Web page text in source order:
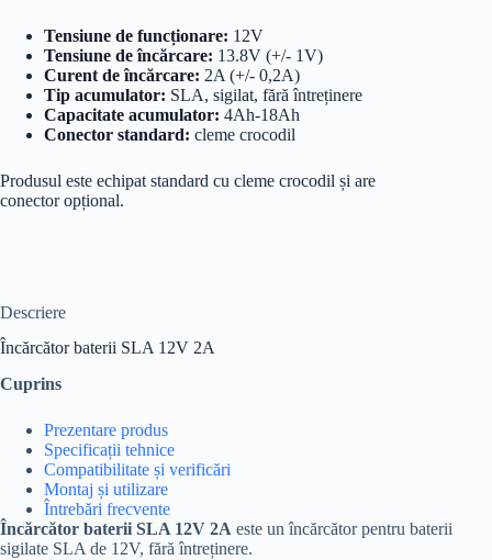
Tensiune de funcționare: 12V
Tensiune de încărcare: 13.8V (+/- 1V)
Curent de încărcare: 2A (+/- 0,2A)
Tip acumulator: SLA, sigilat, fără întreținere
Capacitate acumulator: 4Ah-18Ah
Conector standard: cleme crocodil
Produsul este echipat standard cu cleme crocodil și are
conector opțional.
Descriere
Încărcător baterii SLA 12V 2A
Cuprins
Prezentare produs
Specificații tehnice
Compatibilitate și verificări
Montaj și utilizare
Întrebări frecvente
Încărcător baterii SLA 12V 2A este un încărcător pentru baterii
sigilate SLA de 12V, fără întreținere.